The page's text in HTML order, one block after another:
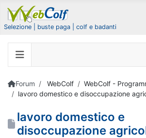
Selezione | buste paga | colf e badanti
Forum WebColf
WebColf -
lavoro domestico e disoccupazione
lavoro domestico e
disoccupazione